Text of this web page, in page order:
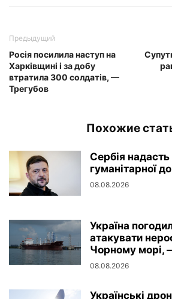
Предыдущий
Росія посилила наступ на
Харківщині і за добу
втратила 300 солдатів, —
Трегубов
Похожие
Сербія надасть
гуманітарної
08.08.2026
Україна
атакувати
Чорному морі,
08.08.2026
Українські